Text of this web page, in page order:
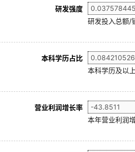
研发强度
研发投入总额/
本科学历占比
本科学历及以
营业利润增长率
本年营业利润